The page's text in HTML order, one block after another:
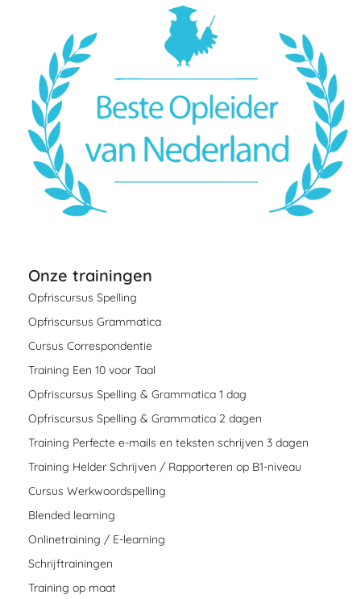
Onze trainingen
Opfriscursus Spelling
Opfriscursus Grammatica
Cursus Correspondentie
Training Een 10 voor Taal
Opfriscursus Spelling & Grammatica 1 dag
Opfriscursus Spelling & Grammatica 2 dagen
Training Perfecte e-mails en teksten schrijven 3 dagen
Training Helder Schrijven / Rapporteren op B1-niveau
Cursus Werkwoordspelling
Blended learning
Onlinetraining / E-learning
Schrijftrainingen
Training op maat